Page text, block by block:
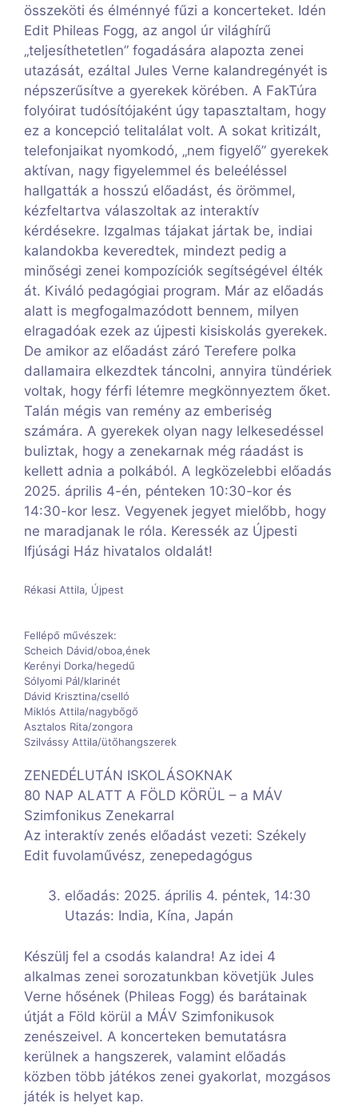
összeköti és élménnyé fűzi a koncerteket. Idén
Edit Phileas Fogg, az angol úr világhírű
„teljesíthetetlen” fogadására alapozta zenei
utazását, ezáltal Jules Verne kalandregényét is
népszerűsítve a gyerekek körében. A FakTúra
folyóirat tudósítójaként úgy tapasztaltam, hogy
ez a koncepció telitalálat volt. A sokat kritizált,
telefonjaikat nyomkodó, „nem figyelő” gyerekek
aktívan, nagy figyelemmel és beleéléssel
hallgatták a hosszú előadást, és örömmel,
kézfeltartva válaszoltak az interaktív
kérdésekre. Izgalmas tájakat jártak be, indiai
kalandokba keveredtek, mindezt pedig a
minőségi zenei kompozíciók segítségével élték
át. Kiváló pedagógiai program. Már az előadás
alatt is megfogalmazódott bennem, milyen
elragadóak ezek az újpesti kisiskolás gyerekek.
De amikor az előadást záró Terefere polka
dallamaira elkezdtek táncolni, annyira tündériek
voltak, hogy férfi létemre megkönnyeztem őket.
Talán mégis van remény az emberiség
számára. A gyerekek olyan nagy lelkesedéssel
buliztak, hogy a zenekarnak még ráadást is
kellett adnia a polkából. A legközelebbi előadás
2025. április 4-én, pénteken 10:30-kor és
14:30-kor lesz. Vegyenek jegyet mielőbb, hogy
ne maradjanak le róla. Keressék az Újpesti
Ifjúsági Ház hivatalos oldalát!
Rékasi Attila, Újpest
Fellépő művészek:
Scheich Dávid/oboa,ének
Kerényi Dorka/hegedű
Sólyomi Pál/klarinét
Dávid Krisztina/cselló
Miklós Attila/nagybőgő
Asztalos Rita/zongora
Szilvássy Attila/ütőhangszerek
ZENEDÉLUTÁN ISKOLÁSOKNAK
80 NAP ALATT A FÖLD KÖRÜL – a MÁV
Szimfonikus Zenekarral
Az interaktív zenés előadást vezeti: Székely
Edit fuvolaművész, zenepedagógus
előadás: 2025. április 4. péntek, 14:30
Utazás: India, Kína, Japán
Készülj fel a csodás kalandra! Az idei 4
alkalmas zenei sorozatunkban követjük Jules
Verne hősének (Phileas Fogg) és barátainak
útját a Föld körül a MÁV Szimfonikusok
zenészeivel. A koncerteken bemutatásra
kerülnek a hangszerek, valamint előadás
közben több játékos zenei gyakorlat, mozgásos
játék is helyet kap.